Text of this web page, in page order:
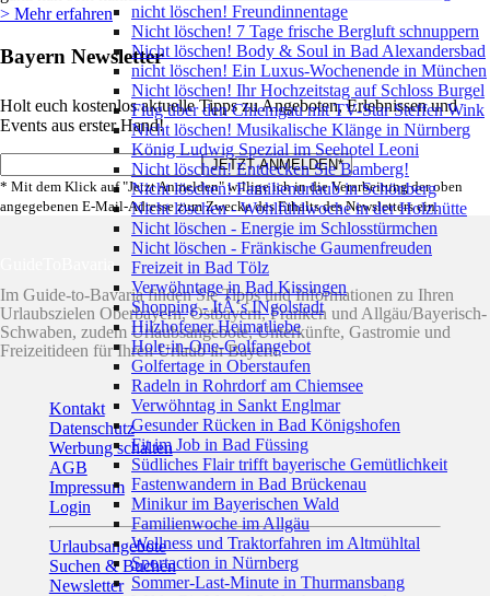
> Mehr erfahren
Bayern Newsletter
Holt euch kostenlos aktuelle Tipps zu Angeboten, Erlebnissen und
Events aus erster Hand!
* Mit dem Klick auf "Jetzt Anmelden" willige ich in die Verarbeitung der oben
angegebenen E-Mail-Adresse zum Zwecke des Erhalts des Newsletters ein.
GuideToBavaria
Im Guide-to-Bavaria finden Sie Tipps und Informationen zu Ihren
Urlaubszielen Oberbayern, Ostbayern, Franken und Allgäu/Bayerisch-
Schwaben, zudem Urlaubsangebote, Unterkünfte, Gastromie und
Freizeitideen für Ihren Urlaub in Bayern.
Kontakt
Datenschutz
Werbung schalten
AGB
Impressum
Login
Urlaubsangebote
Suchen & Buchen
Newsletter
nicht löschen! Freundinnentage
Nicht löschen! 7 Tage frische Bergluft schnuppern
Nicht löschen! Body & Soul in Bad Alexandersbad
nicht löschen! Ein Luxus-Wochenende in München
Nicht löschen! Ihr Hochzeitstag auf Schloss Burgel
Flug über den Chiemgau mit TV-Star Steffen Wink
Nicht löschen! Musikalische Klänge in Nürnberg
König Ludwig Spezial im Seehotel Leoni
Nicht löschen! Entdecken Sie Bamberg!
Nicht löschen! Familienurlaub in Schönberg
Nicht löschen - Wohlfühlwoche in der Holzhütte
Nicht löschen - Energie im Schlosstürmchen
Nicht löschen - Fränkische Gaumenfreuden
Freizeit in Bad Tölz
Verwöhntage in Bad Kissingen
Shopping - ItÂ´s INgolstadt
Hilzhofener Heimatliebe
Hole-in-One-Golfangebot
Golfertage in Oberstaufen
Radeln in Rohrdorf am Chiemsee
Verwöhntag in Sankt Englmar
Gesunder Rücken in Bad Königshofen
Fit im Job in Bad Füssing
Südliches Flair trifft bayerische Gemütlichkeit
Fastenwandern in Bad Brückenau
Minikur im Bayerischen Wald
Familienwoche im Allgäu
Wellness und Traktorfahren im Altmühltal
Sportaction in Nürnberg
Sommer-Last-Minute in Thurmansbang